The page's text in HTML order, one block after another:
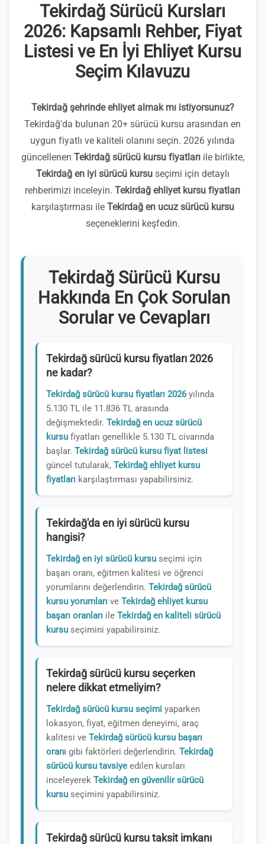
Tekirdağ Sürücü Kursları
2026: Kapsamlı Rehber, Fiyat
Listesi ve En İyi Ehliyet Kursu
Seçim Kılavuzu
Tekirdağ şehrinde ehliyet almak mı istiyorsunuz?
Tekirdağ'da bulunan 20+ sürücü kursu arasından en
uygun fiyatlı ve kaliteli olanını seçin. 2026 yılında
güncellenen Tekirdağ sürücü kursu fiyatlarıile birlikte,
Tekirdağ en iyi sürücü kursuseçimi için detaylı
rehberimizi inceleyin. Tekirdağ ehliyet kursu fiyatları
karşılaştırması ile Tekirdağ en ucuz sürücü kursu
seçeneklerini keşfedin.
Tekirdağ Sürücü Kursu
Hakkında En Çok Sorulan
Sorular ve Cevapları
Tekirdağ sürücü kursu fiyatları 2026
ne kadar?
Tekirdağ sürücü kursu fiyatları 2026yılında
5.130 TL ile 11.836 TL arasında
değişmektedir. Tekirdağ en ucuz sürücü
kursu fiyatları genellikle 5.130 TL civarında
başlar. Tekirdağ sürücü kursu fiyat listesi
güncel tutularak, Tekirdağ ehliyet kursu
fiyatları karşılaştırması yapabilirsiniz.
Tekirdağ'da en iyi sürücü kursu
hangisi?
Tekirdağ en iyi sürücü kursu seçimi için
başarı oranı, eğitmen kalitesi ve öğrenci
yorumlarını değerlendirin. Tekirdağ sürücü
kursu yorumları ve Tekirdağ ehliyet kursu
başarı oranları ile Tekirdağ en kaliteli sürücü
kursu seçimini yapabilirsiniz.
Tekirdağ sürücü kursu seçerken
nelere dikkat etmeliyim?
Tekirdağ sürücü kursu seçimi yaparken
lokasyon, fiyat, eğitmen deneyimi, araç
kalitesi ve Tekirdağ sürücü kursu başarı
oranı gibi faktörleri değerlendirin. Tekirdağ
sürücü kursu tavsiye edilen kursları
inceleyerek Tekirdağ en güvenilir sürücü
kursu seçimini yapabilirsiniz.
Tekirdağ sürücü kursu taksit imkanı